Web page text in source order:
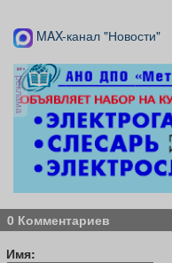
MAX-канал "Новости"
реклама
0 Комментариев
Имя: